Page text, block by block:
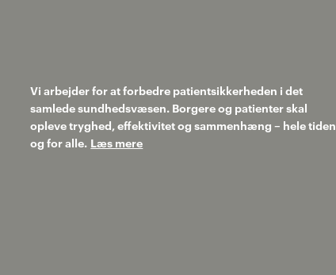
Vi arbejder for at forbedre patientsikkerheden i det
samlede sundhedsvæsen. Borgere og patienter skal
opleve tryghed, effektivitet og sammenhæng – hele tiden
og for alle. Læs mere